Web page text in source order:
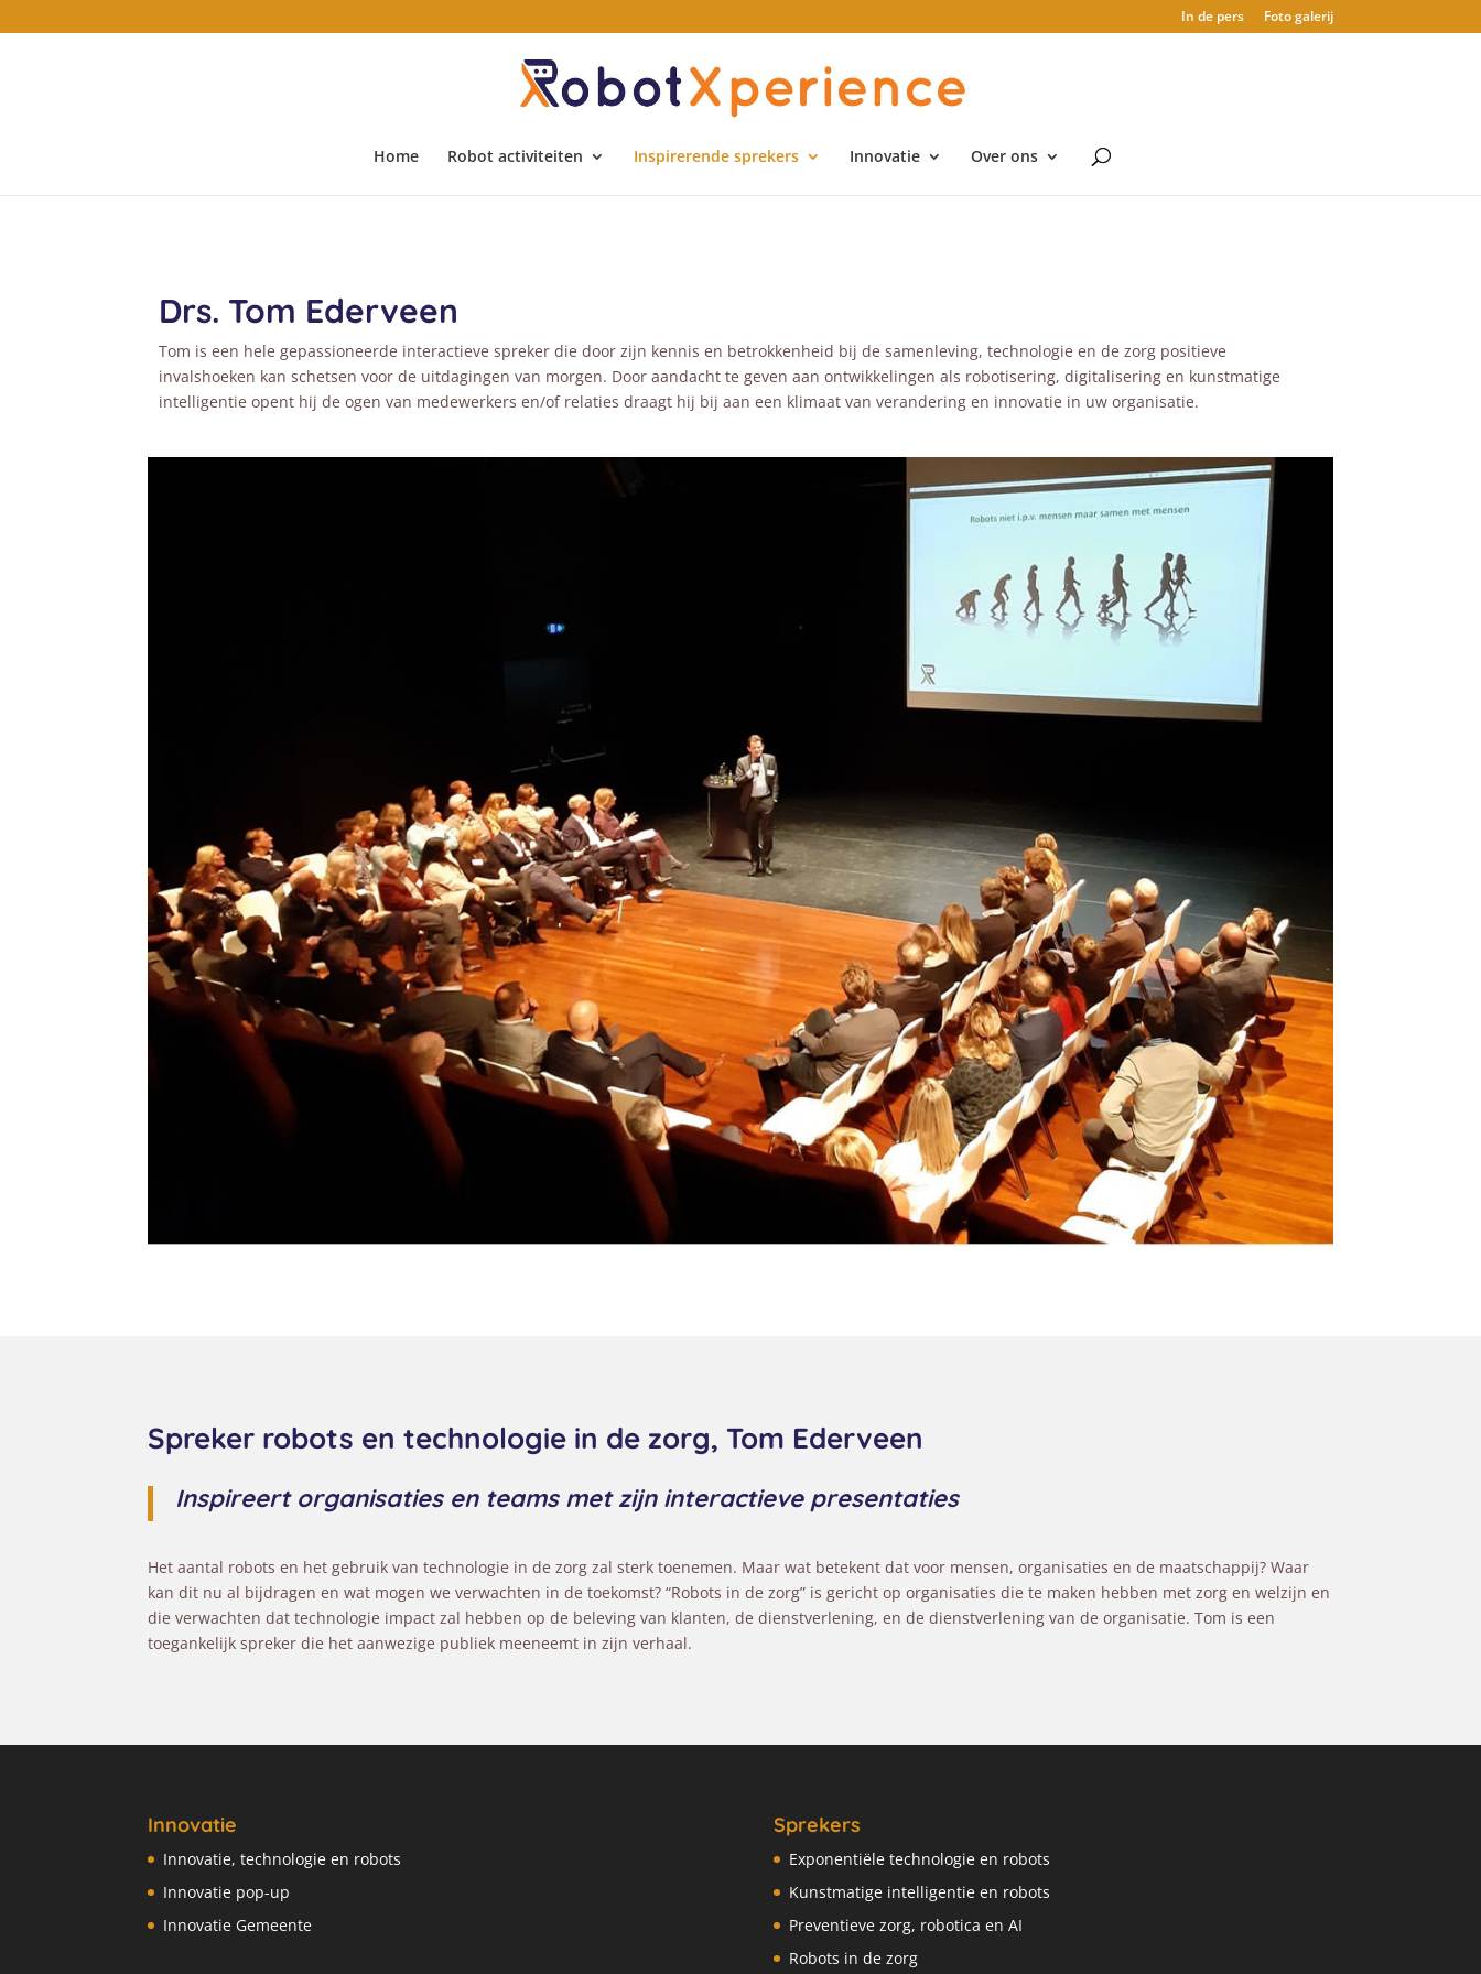
In de pers Foto galerij
Home Robot activiteiten Inspirerende sprekers Innovatie Over ons
Drs. Tom Ederveen
Tom is een hele gepassioneerde interactieve spreker die door zijn kennis en betrokkenheid bij de samenleving, technologie en de zorg positieve
invalshoeken kan schetsen voor de uitdagingen van morgen. Door aandacht te geven aan ontwikkelingen als robotisering, digitalisering en kunstmatige
intelligentie opent hij de ogen van medewerkers en/of relaties draagt hij bij aan een klimaat van verandering en innovatie in uw organisatie.
Spreker robots en technologie in de zorg, Tom Ederveen
Inspireert organisaties en teams met zijn interactieve presentaties
Het aantal robots en het gebruik van technologie in de zorg zal sterk toenemen. Maar wat betekent dat voor mensen, organisaties en de maatschappij? Waar
kan dit nu al bijdragen en wat mogen we verwachten in de toekomst? “Robots in de zorg” is gericht op organisaties die te maken hebben met zorg en welzijn en
die verwachten dat technologie impact zal hebben op de beleving van klanten, de dienstverlening, en de dienstverlening van de organisatie. Tom is een
toegankelijk spreker die het aanwezige publiek meeneemt in zijn verhaal.
Innovatie
Innovatie, technologie en robots
Innovatie pop-up
Innovatie Gemeente
Sprekers
Exponentiële technologie en robots
Kunstmatige intelligentie en robots
Preventieve zorg, robotica en AI
Robots in de zorg